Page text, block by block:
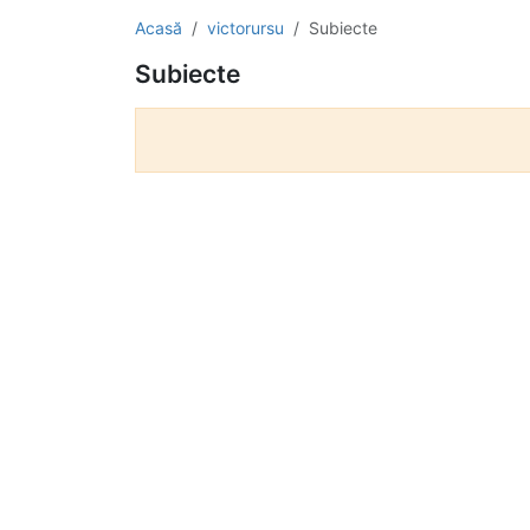
Acasă victorursu Subiecte
Subiecte